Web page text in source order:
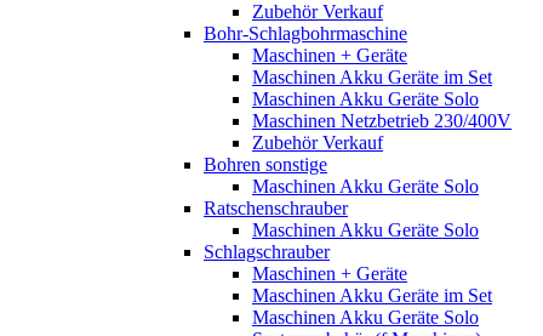
Zubehör Verkauf
Bohr-Schlagbohrmaschine
Maschinen + Geräte
Maschinen Akku Geräte im Set
Maschinen Akku Geräte Solo
Maschinen Netzbetrieb 230/400V
Zubehör Verkauf
Bohren sonstige
Maschinen Akku Geräte Solo
Ratschenschrauber
Maschinen Akku Geräte Solo
Schlagschrauber
Maschinen + Geräte
Maschinen Akku Geräte im Set
Maschinen Akku Geräte Solo